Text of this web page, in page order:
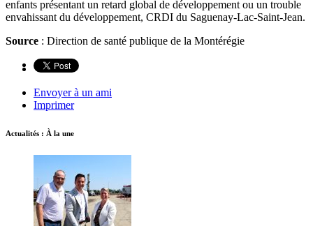
enfants présentant un retard global de développement ou un trouble
envahissant du développement, CRDI du Saguenay-Lac-Saint-Jean.
Source : Direction de santé publique de la Montérégie
Envoyer à un ami
Imprimer
Actualités : À la une